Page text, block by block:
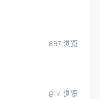
867 浏览
914 浏览